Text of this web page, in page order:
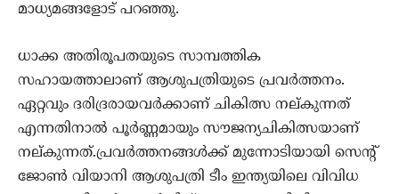
മാധ്യമങ്ങളോട് പറഞ്ഞു.
ധാക്ക അതിരൂപതയുടെ സാമ്പത്തിക
സഹായത്താലാണ് ആശുപത്രിയുടെ പ്രവര്‍ത്തനം.
ഏറ്റവും ദരിദ്രരായവര്‍ക്കാണ് ചികിത്സ നല്കുന്നത്
എന്നതിനാല്‍ പൂര്‍ണ്ണമായും സൗജന്യചികിത്സയാണ്
നല്കുന്നത്.പ്രവര്‍ത്തനങ്ങള്‍ക്ക് മുന്നോടിയായി സെന്റ്
ജോണ്‍ വിയാനി ആശുപത്രി ടീം ഇന്ത്യയിലെ വിവിധ